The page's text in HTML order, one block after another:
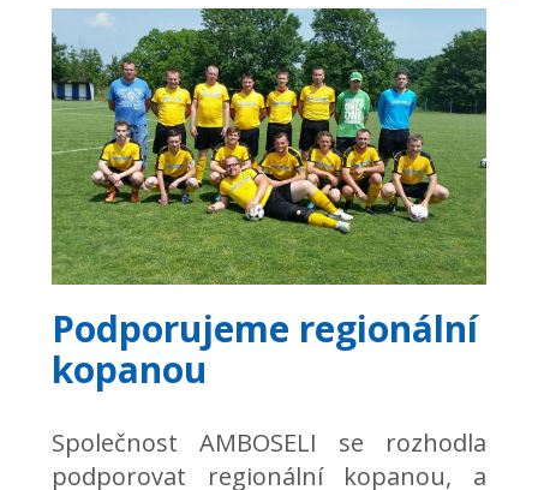
Podporujeme regionální
kopanou
Společnost AMBOSELI se rozhodla
podporovat regionální kopanou, a